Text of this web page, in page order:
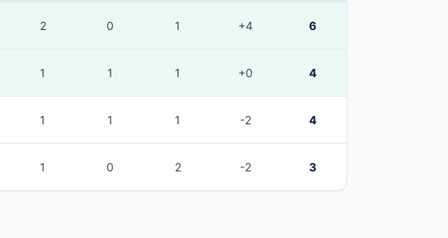
2 0 1 +4 6
1 1 1 +0 4
1 1 1 -2 4
1 0 2 -2 3